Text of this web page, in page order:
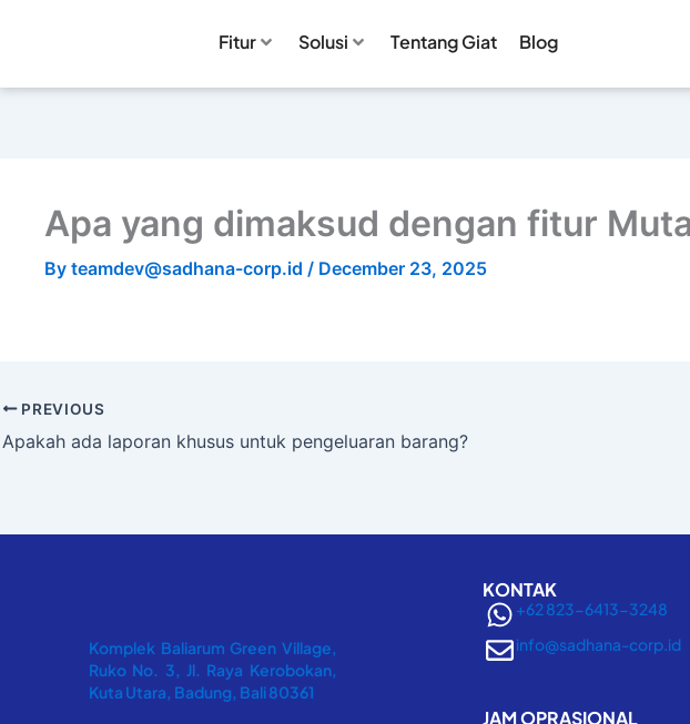
Fitur Solusi Tentang Giat Blog
Apa yang dimaksud dengan fitur
By teamdev@sadhana-corp.id / December 23, 2025
PREVIOUS
Apakah ada laporan khusus untuk pengeluaran barang?
Komplek Baliarum Green Village,
Ruko No. 3, Jl. Raya Kerobokan,
Kuta Utara, Badung, Bali 80361
KONTAK
+62 823-6413-3248
info@sadhana-corp.id
JAM OPRASIONAL